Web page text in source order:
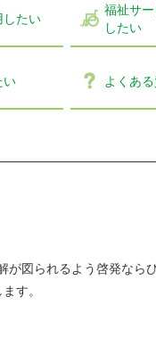
したい
福祉サ
したい
い よくあ
が図られるよう啓発なら
す。